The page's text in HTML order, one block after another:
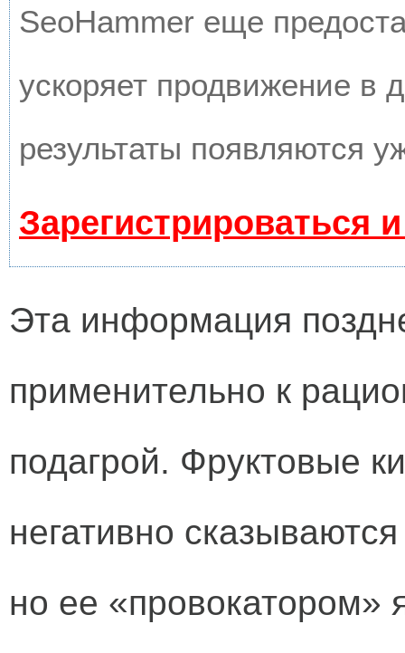
SeoHammer еще
ускоряет продвижение в
результаты появляются
Зарегистрироваться
Эта информация
применительно к
подагрой. Фруктовые
негативно
но ее «провокатором»